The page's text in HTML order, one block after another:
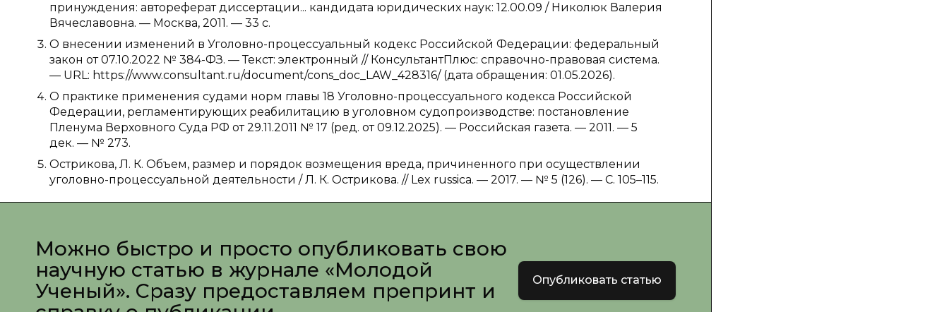
принуждения: автореферат диссертации... кандидата юридических наук: 12.00.09 / Николюк Валерия
Вячеславовна. — Москва, 2011. — 33 с.
О внесении изменений в Уголовно-процессуальный кодекс Российской Федерации: федеральный
закон от 07.10.2022 № 384-ФЗ. — Текст: электронный // КонсультантПлюс: справочно-правовая система.
— URL: https://www.consultant.ru/document/cons_doc_LAW_428316/ (дата обращения: 01.05.2026).
О практике применения судами норм главы 18 Уголовно-процессуального кодекса Российской
Федерации, регламентирующих реабилитацию в уголовном судопроизводстве: постановление
Пленума Верховного Суда РФ от 29.11.2011 № 17 (ред. от 09.12.2025). — Российская газета. — 2011. — 5
дек. — № 273.
Острикова, Л. К. Объем, размер и порядок возмещения вреда, причиненного при осуществлении
уголовно-процессуальной деятельности / Л. К. Острикова. // Lex russica. — 2017. — № 5 (126). — С. 105–115.
Можно быстро и просто опубликовать свою
научную статью в журнале «Молодой
Ученый». Сразу предоставляем препринт и
Опубликовать статью